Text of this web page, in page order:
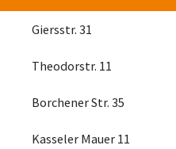
Giersstr. 31
Theodorstr. 11
Borchener Str. 35
Kasseler Mauer 11